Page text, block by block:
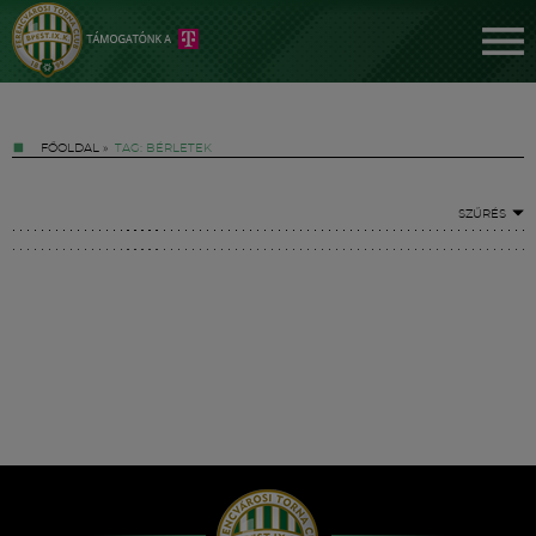
FŐOLDAL » TAG: BÉRLETEK
SZŰRÉS
Hírek